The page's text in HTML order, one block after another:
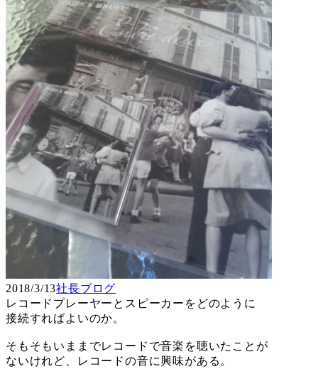
2018/3/13社長ブログ
レコードプレーヤーとスピーカーをどのように
接続すればよいのか。
そもそもいままでレコードで音楽を聴いたことが
ないけれど、レコードの音に興味がある。